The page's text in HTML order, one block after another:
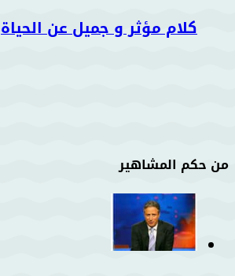
كلام مؤثر و جميل عن الحياة
من حكم المشاهير